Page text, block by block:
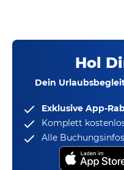
Hol
Dein
Exklusive App-
Komplett
Alle